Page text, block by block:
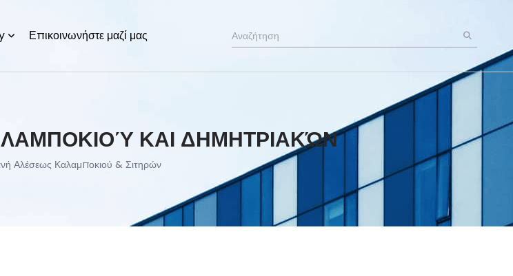
Επικοινωνήστε μαζί μας
ΚΑΙ ΔΗΜΗΤΡΙΑΚΏΝ
Αλέσεως Καλαμποκιού & Σιτηρών